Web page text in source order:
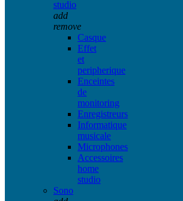
studio
add
remove
Casque
Effet
et
peripherique
Enceintes
de
monitoring
Enregistreurs
Informatique
musicale
Microphones
Accessoires
home
studio
Sono